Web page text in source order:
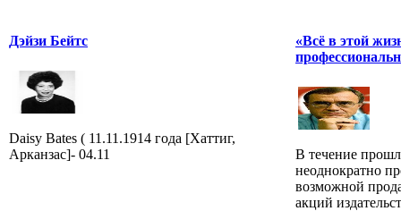
Дэйзи Бейтс
Daisy Bates ( 11.11.1914 года [Хаттиг,
Арканзас]- 04.11
«Всё в этой
В течение
неоднократно
возможной
акций